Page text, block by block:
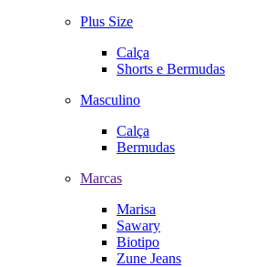
Plus Size
Calça
Shorts e Bermudas
Masculino
Calça
Bermudas
Marcas
Marisa
Sawary
Biotipo
Zune Jeans